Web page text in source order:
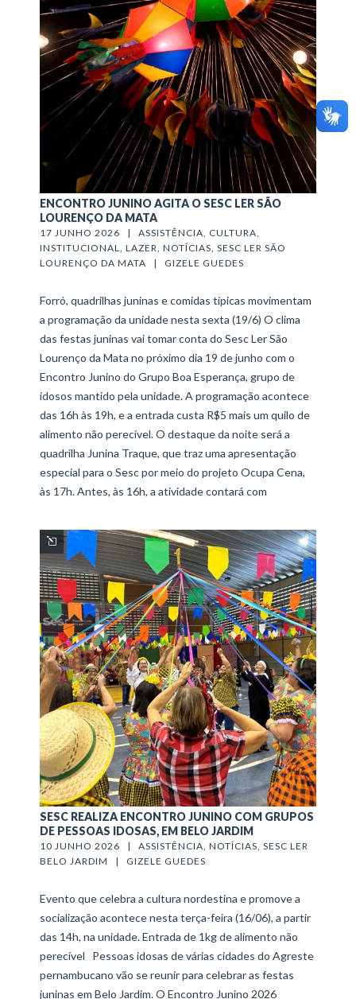
ENCONTRO JUNINO AGITA O SESC LER SÃO
LOURENÇO DA MATA
17 JUNHO 2026   | ASSISTÊNCIA, CULTURA
INSTITUCIONAL, LAZER, NOTÍCIAS, SESC LER SÃO
LOURENÇO DA MATA
   |
GIZELE GUEDES
Forró, quadrilhas juninas e comidas típicas movimentam
a programação da unidade nesta sexta (19/6) O clima
das festas juninas vai tomar conta do Sesc Ler São
Lourenço da Mata no próximo dia 19 de junho com o
Encontro Junino do Grupo Boa Esperança, grupo de
idosos mantido pela unidade. A programação acontece
das 16h às 19h, e a entrada custa R$5 mais um quilo de
alimento não perecível. O destaque da noite será a
quadrilha Junina Traque, que traz uma apresentação
especial para o Sesc por meio do projeto Ocupa Cena,
às 17h. Antes, às 16h, a atividade contará com
SESC REALIZA ENCONTRO JUNINO COM GRUPOS
DE PESSOAS IDOSAS, EM BELO JARDIM
10 JUNHO 2026   | ASSISTÊNCIA, NOTÍCIAS, SESC LER
BELO JARDIM
   |
GIZELE GUEDES
Evento que celebra a cultura nordestina e promove a
socialização acontece nesta terça-feira (16/06), a partir
das 14h, na unidade. Entrada de 1kg de alimento não
perecível Pessoas idosas de várias cidades do Agreste
pernambucano vão se reunir para celebrar as festas
juninas em Belo Jardim. O Encontro Junino 2026